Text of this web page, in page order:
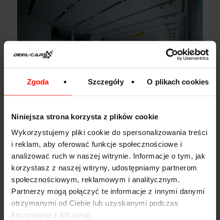
Zgoda Szczegóły O plikach cookies
Niniejsza strona korzysta z plików cookie
Wykorzystujemy pliki cookie do spersonalizowania treści
i reklam, aby oferować funkcje społecznościowe i
analizować ruch w naszej witrynie. Informacje o tym, jak
korzystasz z naszej witryny, udostępniamy partnerom
społecznościowym, reklamowym i analitycznym.
Partnerzy mogą połączyć te informacje z innymi danymi
otrzymanymi od Ciebie lub uzyskanymi podczas
korzystania z ich usług.
8. Obawa przed negocjacją ceny
Cena samochodu podana przez salon nie jest zwykle
ceną ostateczną. Nie bój się negocjacji! Pamiętaj, że
przy obecnej sytuacji na rynku, to dealerowi bardziej
zależy na sprzedaży, niż Tobie na kupnie auta.
Sprzedawca co prawda odpowie, że cena jest już bardzo
atrakcyjna, a dany model cieszy się dużą popularnością.